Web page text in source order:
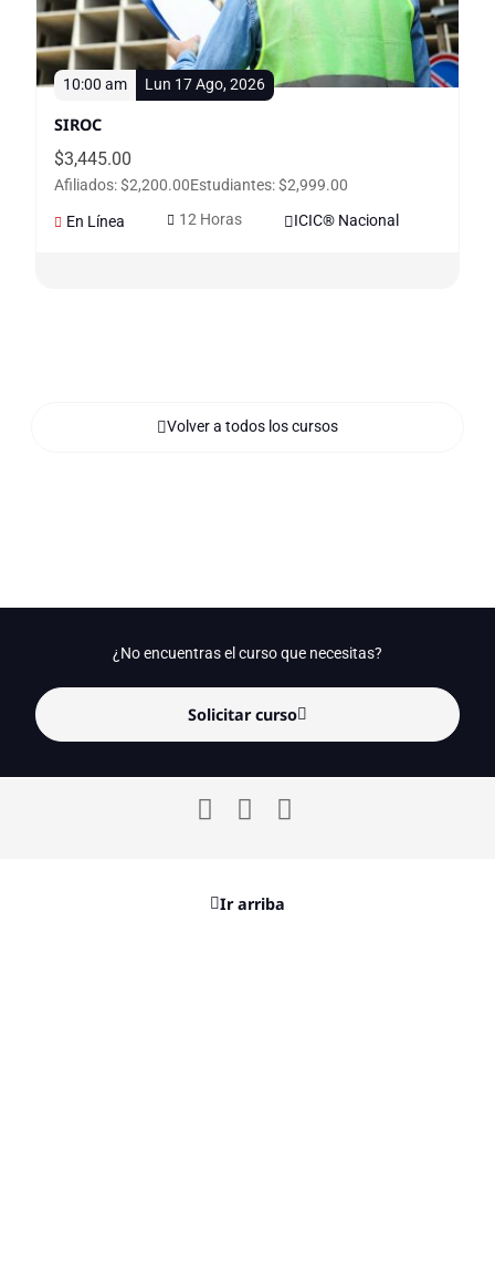
10:00 am Lun 17 Ago, 2026
SIROC
$3,445.00
Afiliados: $2,200.00Estudiantes: $2,999.00
En Línea
12 Horas ICIC® Nacional
Volver a todos los cursos
¿No encuentras el curso que necesitas?
Solicitar curso
Ir arriba